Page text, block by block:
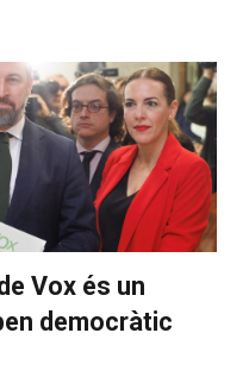
Vox és un
democràtic